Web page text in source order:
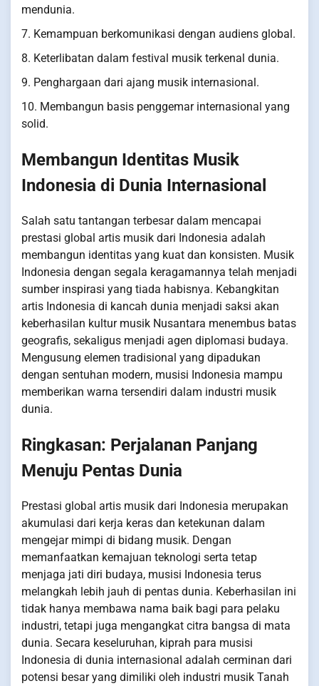
mendunia.
7. Kemampuan berkomunikasi dengan audiens global.
8. Keterlibatan dalam festival musik terkenal dunia.
9. Penghargaan dari ajang musik internasional.
10. Membangun basis penggemar internasional yang
solid.
Membangun Identitas Musik
Indonesia di Dunia Internasional
Salah satu tantangan terbesar dalam mencapai
prestasi global artis musik dari Indonesia adalah
membangun identitas yang kuat dan konsisten. Musik
Indonesia dengan segala keragamannya telah menjadi
sumber inspirasi yang tiada habisnya. Kebangkitan
artis Indonesia di kancah dunia menjadi saksi akan
keberhasilan kultur musik Nusantara menembus batas
geografis, sekaligus menjadi agen diplomasi budaya.
Mengusung elemen tradisional yang dipadukan
dengan sentuhan modern, musisi Indonesia mampu
memberikan warna tersendiri dalam industri musik
dunia.
Ringkasan: Perjalanan Panjang
Menuju Pentas Dunia
Prestasi global artis musik dari Indonesia merupakan
akumulasi dari kerja keras dan ketekunan dalam
mengejar mimpi di bidang musik. Dengan
memanfaatkan kemajuan teknologi serta tetap
menjaga jati diri budaya, musisi Indonesia terus
melangkah lebih jauh di pentas dunia. Keberhasilan ini
tidak hanya membawa nama baik bagi para pelaku
industri, tetapi juga mengangkat citra bangsa di mata
dunia. Secara keseluruhan, kiprah para musisi
Indonesia di dunia internasional adalah cerminan dari
potensi besar yang dimiliki oleh industri musik Tanah